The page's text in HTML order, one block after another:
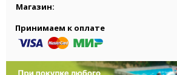
Магазин:
Принимаем к оплате